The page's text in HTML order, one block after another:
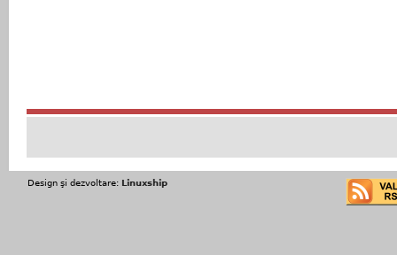
Design şi dezvoltare: Linuxship